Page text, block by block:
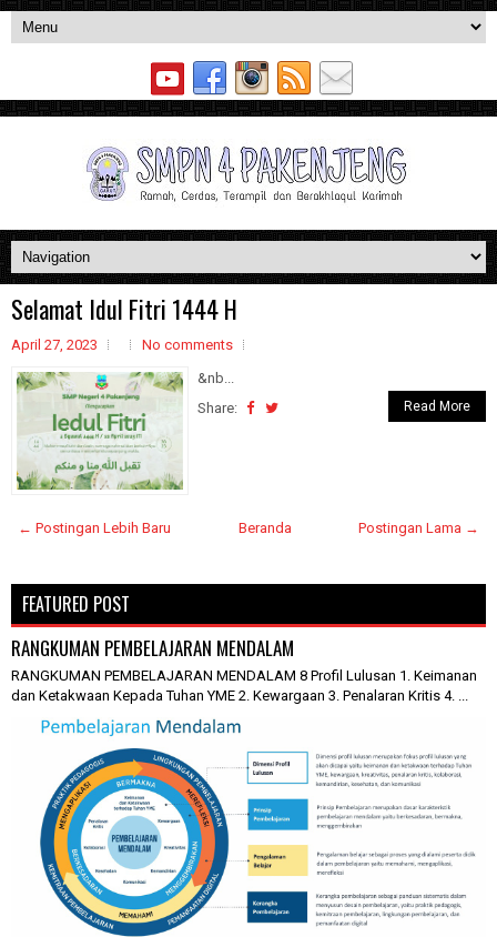
Selamat Idul Fitri 1444 H
April 27, 2023
No comments
&nb...
Share:
Read More
← Postingan Lebih Baru Postingan Lama →
Beranda
FEATURED POST
RANGKUMAN PEMBELAJARAN MENDALAM
RANGKUMAN PEMBELAJARAN MENDALAM 8 Profil Lulusan 1. Keimanan
dan Ketakwaan Kepada Tuhan YME 2. Kewargaan 3. Penalaran Kritis 4. ...